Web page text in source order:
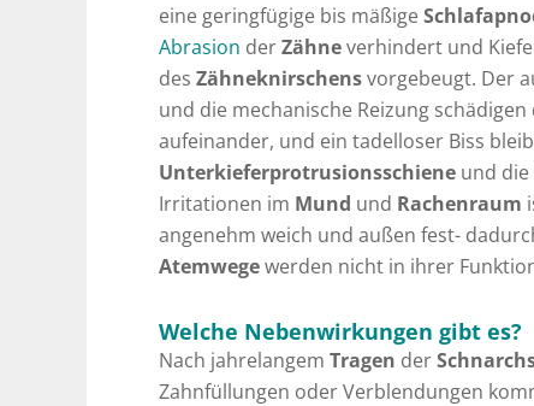
eine geringfügige bis mäßige
Abrasion derZähneverhindert und
des Zähneknirschensvorgebeugt. Der
und die mechanische Reizung schädigen
aufeinander, und ein tadelloser Biss
Unterkieferprotrusionsschiene und die
Irritationen im Mund und Rachenraum
angenehm weich und außen fest-
Atemwegewerden nicht in ihrer
Welche Nebenwirkungen gibt es?
Nach jahrelangem Tragen der
Zahnfüllungen oder Verblendungen